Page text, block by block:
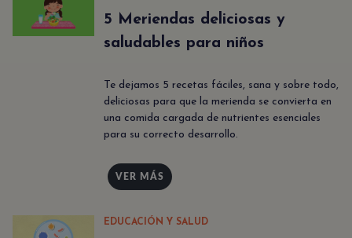
5 Meriendas deliciosas y
saludables para niños
Te dejamos 5 recetas fáciles, sana y sobre todo,
deliciosas para que la merienda se convierta en
una comida cargada de nutrientes esenciales
para su correcto desarrollo.
VER MÁS
EDUCACIÓN Y SALUD